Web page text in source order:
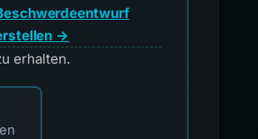
→
erhalten.
Sie Ihr Land für offizielle